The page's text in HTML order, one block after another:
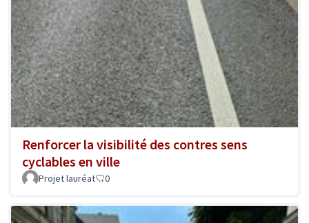
Renforcer la visibilité des contres sens
cyclables en ville
Projet lauréat 0